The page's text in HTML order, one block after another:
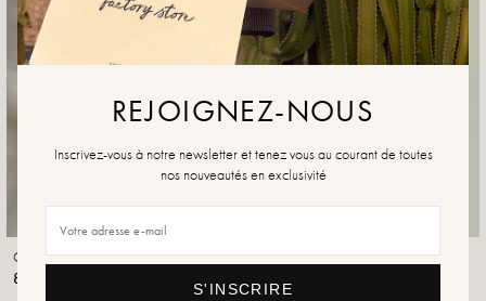
Ophira Kameel
89,99 €
Kameelmist
REJOIGNEZ-NOUS
Inscrivez-vous à notre newsletter et tenez vous au courant de toutes
nos nouveautés en exclusivité
S'INSCRIRE